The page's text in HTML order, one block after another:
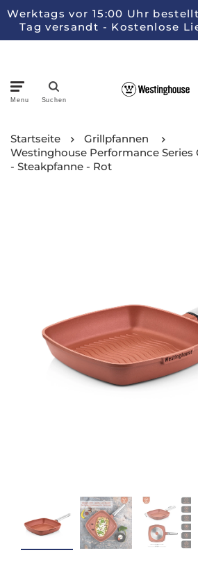
Werktags vor 15:00 Uhr
Tag versandt - Kostenlose
Pfannen
Küchengeräte
Menu Suchen
Startseite
Grillpfannen
Westinghouse Performance Series
- Steakpfanne - Rot